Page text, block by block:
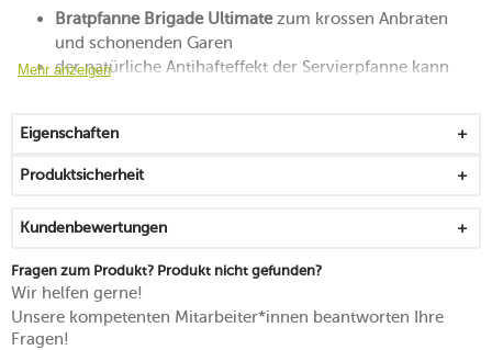
Bratpfanne Brigade Ultimatezum krossen Anbraten
und schonenden Garen
der natürliche Antihafteffekt der Servierpfanne kann
ein dreifacher Aluminiumkern liegt zwischen zwei
Schichten aus Edelstahl, wovon die äußere
eignet sich auch für die Nutzung mit metallischen
Küchenhelfern
lässt sich an ihrem Stiel hervorragend halten und
anheben
kann an einer Öse platzsparend aufhängen
Mehr anzeigen
Eigenschaften
Produktsicherheit
Kundenbewertungen
Fragen zum Produkt? Produkt nicht gefunden?
Wir helfen gerne!
Unsere kompetenten Mitarbeiter*innen beantworten Ihre
Fragen!